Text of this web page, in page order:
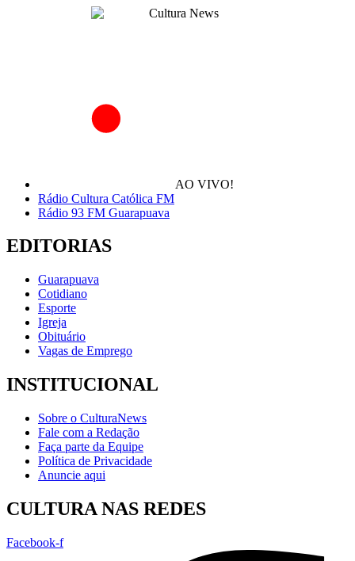
AO VIVO!
Rádio Cultura Católica FM
Rádio 93 FM Guarapuava
EDITORIAS
Guarapuava
Cotidiano
Esporte
Igreja
Obituário
Vagas de Emprego
INSTITUCIONAL
Sobre o CulturaNews
Fale com a Redação
Faça parte da Equipe
Política de Privacidade
Anuncie aqui
CULTURA NAS REDES
Facebook-f